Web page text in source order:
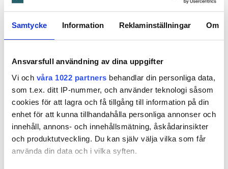
Samtycke Information Reklaminställningar Om
Ansvarsfull användning av dina uppgifter
Vi och våra 1022 partners behandlar din personliga data,
som t.ex. ditt IP-nummer, och använder teknologi såsom
cookies för att lagra och få tillgång till information på din
enhet för att kunna tillhandahålla personliga annonser och
innehåll, annons- och innehållsmätning, åskådarinsikter
och produktutveckling. Du kan själv välja vilka som får
använda din data och i vilka syften.
Foto: Tomas Ohlsson
Så sparar du vatten hemma – här är
Kristins bästa tips